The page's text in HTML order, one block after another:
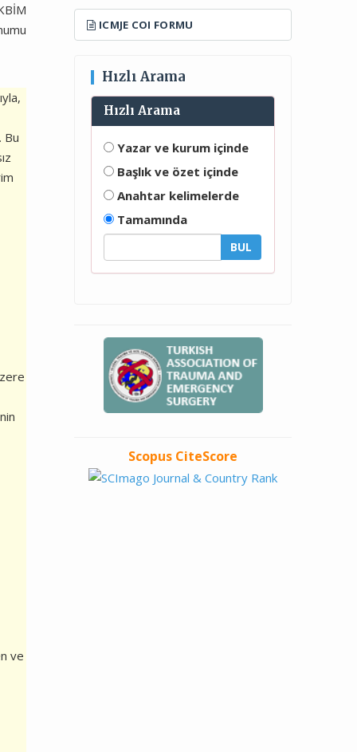
Bu
ve
ICMJE COI FORMU
Hızlı Arama
Hızlı Arama
Yazar ve kurum içinde
Başlık ve özet içinde
Anahtar kelimelerde
Tamamında
Scopus CiteScore